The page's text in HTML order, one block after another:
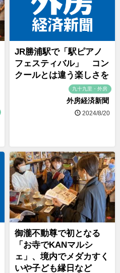
JR勝浦駅で「駅ピアノ
フェスティバル」 コン
クールとは違う楽しさを
九十九里・外房
外房経済新聞
2024/8/20
御瀧不動尊で初となる
「お寺でKANマルシ
ェ」、境内でメダカすく
いや子ども縁日など